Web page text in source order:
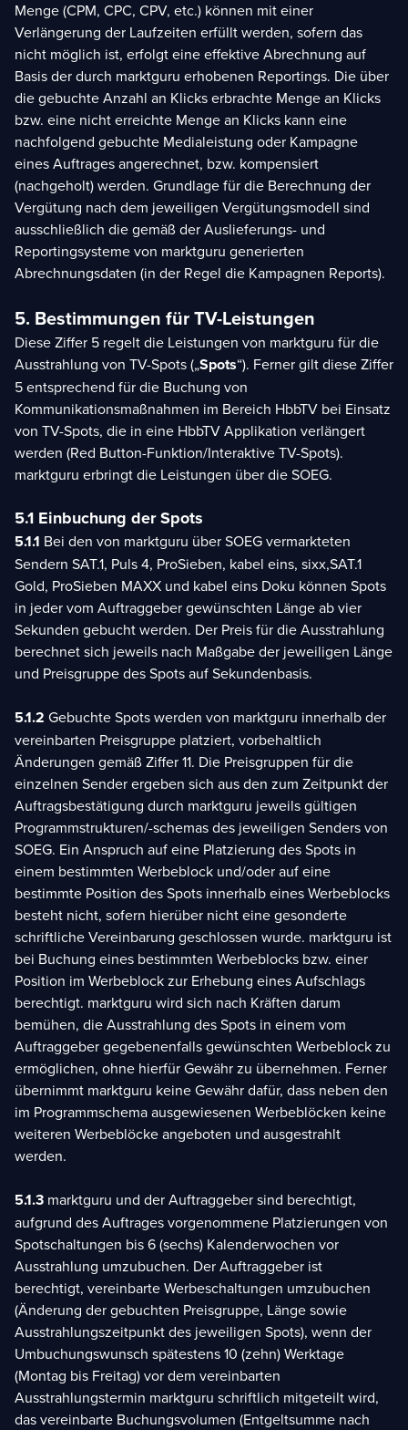
Menge (CPM, CPC, CPV, etc.) können mit einer
Verlängerung der Laufzeiten erfüllt werden, sofern das
nicht möglich ist, erfolgt eine effektive Abrechnung auf
Basis der durch marktguru erhobenen Reportings. Die über
die gebuchte Anzahl an Klicks erbrachte Menge an Klicks
bzw. eine nicht erreichte Menge an Klicks kann eine
nachfolgend gebuchte Medialeistung oder Kampagne
eines Auftrages angerechnet, bzw. kompensiert
(nachgeholt) werden. Grundlage für die Berechnung der
Vergütung nach dem jeweiligen Vergütungsmodell sind
ausschließlich die gemäß der Auslieferungs- und
Reportingsysteme von marktguru generierten
Abrechnungsdaten (in der Regel die Kampagnen Reports).
5. Bestimmungen für TV-Leistungen
Diese Ziffer 5 regelt die Leistungen von marktguru für die
Ausstrahlung von TV-Spots („Spots“). Ferner gilt diese Ziffer
5 entsprechend für die Buchung von
Kommunikationsmaßnahmen im Bereich HbbTV bei Einsatz
von TV-Spots, die in eine HbbTV Applikation verlängert
werden (Red Button-Funktion/Interaktive TV-Spots).
marktguru erbringt die Leistungen über die SOEG.
5.1 Einbuchung der Spots
5.1.1 Bei den von marktguru über SOEG vermarkteten
Sendern SAT.1, Puls 4, ProSieben, kabel eins, sixx,SAT.1
Gold, ProSieben MAXX und kabel eins Doku können Spots
in jeder vom Auftraggeber gewünschten Länge ab vier
Sekunden gebucht werden. Der Preis für die Ausstrahlung
berechnet sich jeweils nach Maßgabe der jeweiligen Länge
und Preisgruppe des Spots auf Sekundenbasis.
5.1.2 Gebuchte Spots werden von marktguru innerhalb der
vereinbarten Preisgruppe platziert, vorbehaltlich
Änderungen gemäß Ziffer 11. Die Preisgruppen für die
einzelnen Sender ergeben sich aus den zum Zeitpunkt der
Auftragsbestätigung durch marktguru jeweils gültigen
Programmstrukturen/-schemas des jeweiligen Senders von
SOEG. Ein Anspruch auf eine Platzierung des Spots in
einem bestimmten Werbeblock und/oder auf eine
bestimmte Position des Spots innerhalb eines Werbeblocks
besteht nicht, sofern hierüber nicht eine gesonderte
schriftliche Vereinbarung geschlossen wurde. marktguru ist
bei Buchung eines bestimmten Werbeblocks bzw. einer
Position im Werbeblock zur Erhebung eines Aufschlags
berechtigt. marktguru wird sich nach Kräften darum
bemühen, die Ausstrahlung des Spots in einem vom
Auftraggeber gegebenenfalls gewünschten Werbeblock zu
ermöglichen, ohne hierfür Gewähr zu übernehmen. Ferner
übernimmt marktguru keine Gewähr dafür, dass neben den
im Programmschema ausgewiesenen Werbeblöcken keine
weiteren Werbeblöcke angeboten und ausgestrahlt
werden.
5.1.3 marktguru und der Auftraggeber sind berechtigt,
aufgrund des Auftrages vorgenommene Platzierungen von
Spotschaltungen bis 6 (sechs) Kalenderwochen vor
Ausstrahlung umzubuchen. Der Auftraggeber ist
berechtigt, vereinbarte Werbeschaltungen umzubuchen
(Änderung der gebuchten Preisgruppe, Länge sowie
Ausstrahlungszeitpunkt des jeweiligen Spots), wenn der
Umbuchungswunsch spätestens 10 (zehn) Werktage
(Montag bis Freitag) vor dem vereinbarten
Ausstrahlungstermin marktguru schriftlich mitgeteilt wird,
das vereinbarte Buchungsvolumen (Entgeltsumme nach